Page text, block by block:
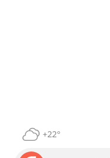
+22°